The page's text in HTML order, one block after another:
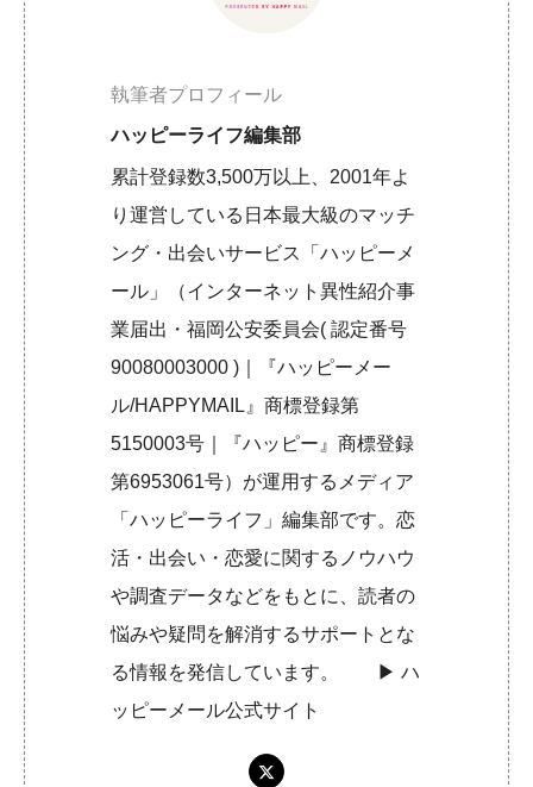
執筆者プロフィール
ハッピーライフ編集部
累計登録数3,500万以上、2001年よ
り運営している日本最大級のマッチ
ング・出会いサービス「ハッピーメ
ール」（インターネット異性紹介事
業届出・福岡公安委員会( 認定番号
90080003000 )｜『ハッピーメー
ル/HAPPYMAIL』商標登録第
5150003号｜『ハッピー』商標登録
第6953061号）が運用するメディア
「ハッピーライフ」編集部です。恋
活・出会い・恋愛に関するノウハウ
や調査データなどをもとに、読者の
悩みや疑問を解消するサポートとな
る情報を発信しています。 ▶︎ハ
ッピーメール公式サイト